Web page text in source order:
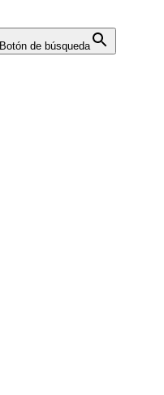
Botón de búsqueda